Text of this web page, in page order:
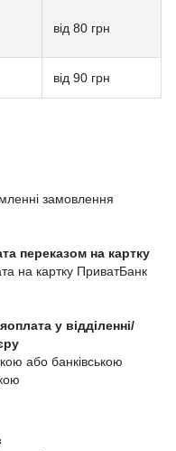
від 80 грн
від 90 грн
замовлення
переказом на картку
на картку ПриватБанк
у відділенні/
або банківською